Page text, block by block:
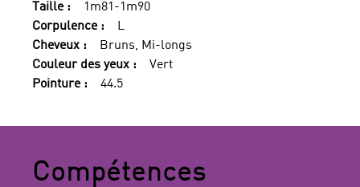
Taille :
1m81-1m90
Corpulence :
L
Cheveux :
Bruns, Mi-longs
Couleur des yeux :
Vert
Pointure :
44.5
Compétences